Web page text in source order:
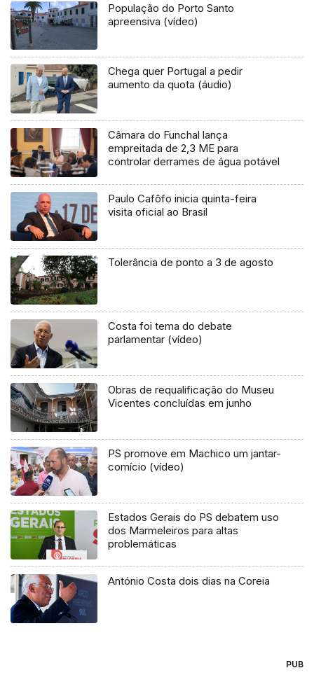
População do Porto Santo
apreensiva (vídeo)
Chega quer Portugal a pedir
aumento da quota (áudio)
Câmara do Funchal lança
empreitada de 2,3 ME para
controlar derrames de água potável
Paulo Cafôfo inicia quinta-feira
visita oficial ao Brasil
Tolerância de ponto a 3 de agosto
Costa foi tema do debate
parlamentar (vídeo)
Obras de requalificação do Museu
Vicentes concluídas em junho
PS promove em Machico um jantar-
comício (vídeo)
Estados Gerais do PS debatem uso
dos Marmeleiros para altas
problemáticas
António Costa dois dias na Coreia
PUB